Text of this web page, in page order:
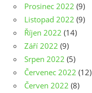
Prosinec 2022 (9)
Listopad 2022 (9)
Říjen 2022 (14)
Září 2022 (9)
Srpen 2022 (5)
Červenec 2022 (12)
Červen 2022 (8)